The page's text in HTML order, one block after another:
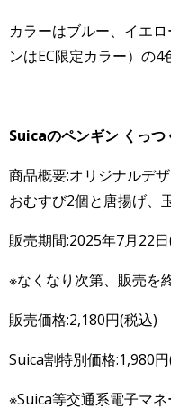
カラーはブルー、イエ
ンはEC限定カラー）の4
Suicaのペンギン くっつ
商品概要:オリジナルデ
おむすび2個と唐揚げ、
販売期間:2025年7月22
※なくなり次第、販売を
販売価格:2,180円(税込)
Suica割特別価格:1,980
※Suica等交通系電子マ